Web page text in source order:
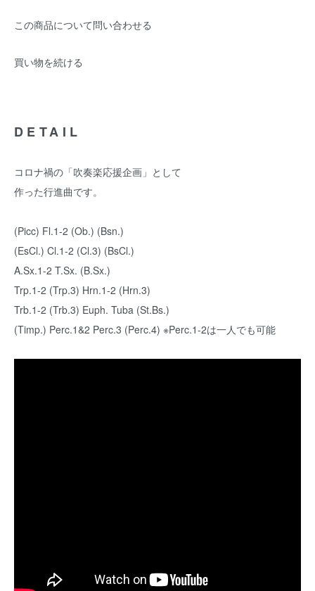
この商品について問い合わせる
買い物を続ける
DETAIL
コロナ禍の「吹奏楽応援企画」として
作った行進曲です。
(Picc) Fl.1-2 (Ob.) (Bsn.)
(EsCl.) Cl.1-2 (Cl.3) (BsCl.)
A.Sx.1-2 T.Sx. (B.Sx.)
Trp.1-2 (Trp.3) Hrn.1-2 (Hrn.3)
Trb.1-2 (Trb.3) Euph. Tuba (St.Bs.)
(Timp.) Perc.1&2 Perc.3 (Perc.4) ※Perc.1-2は一人でも可能